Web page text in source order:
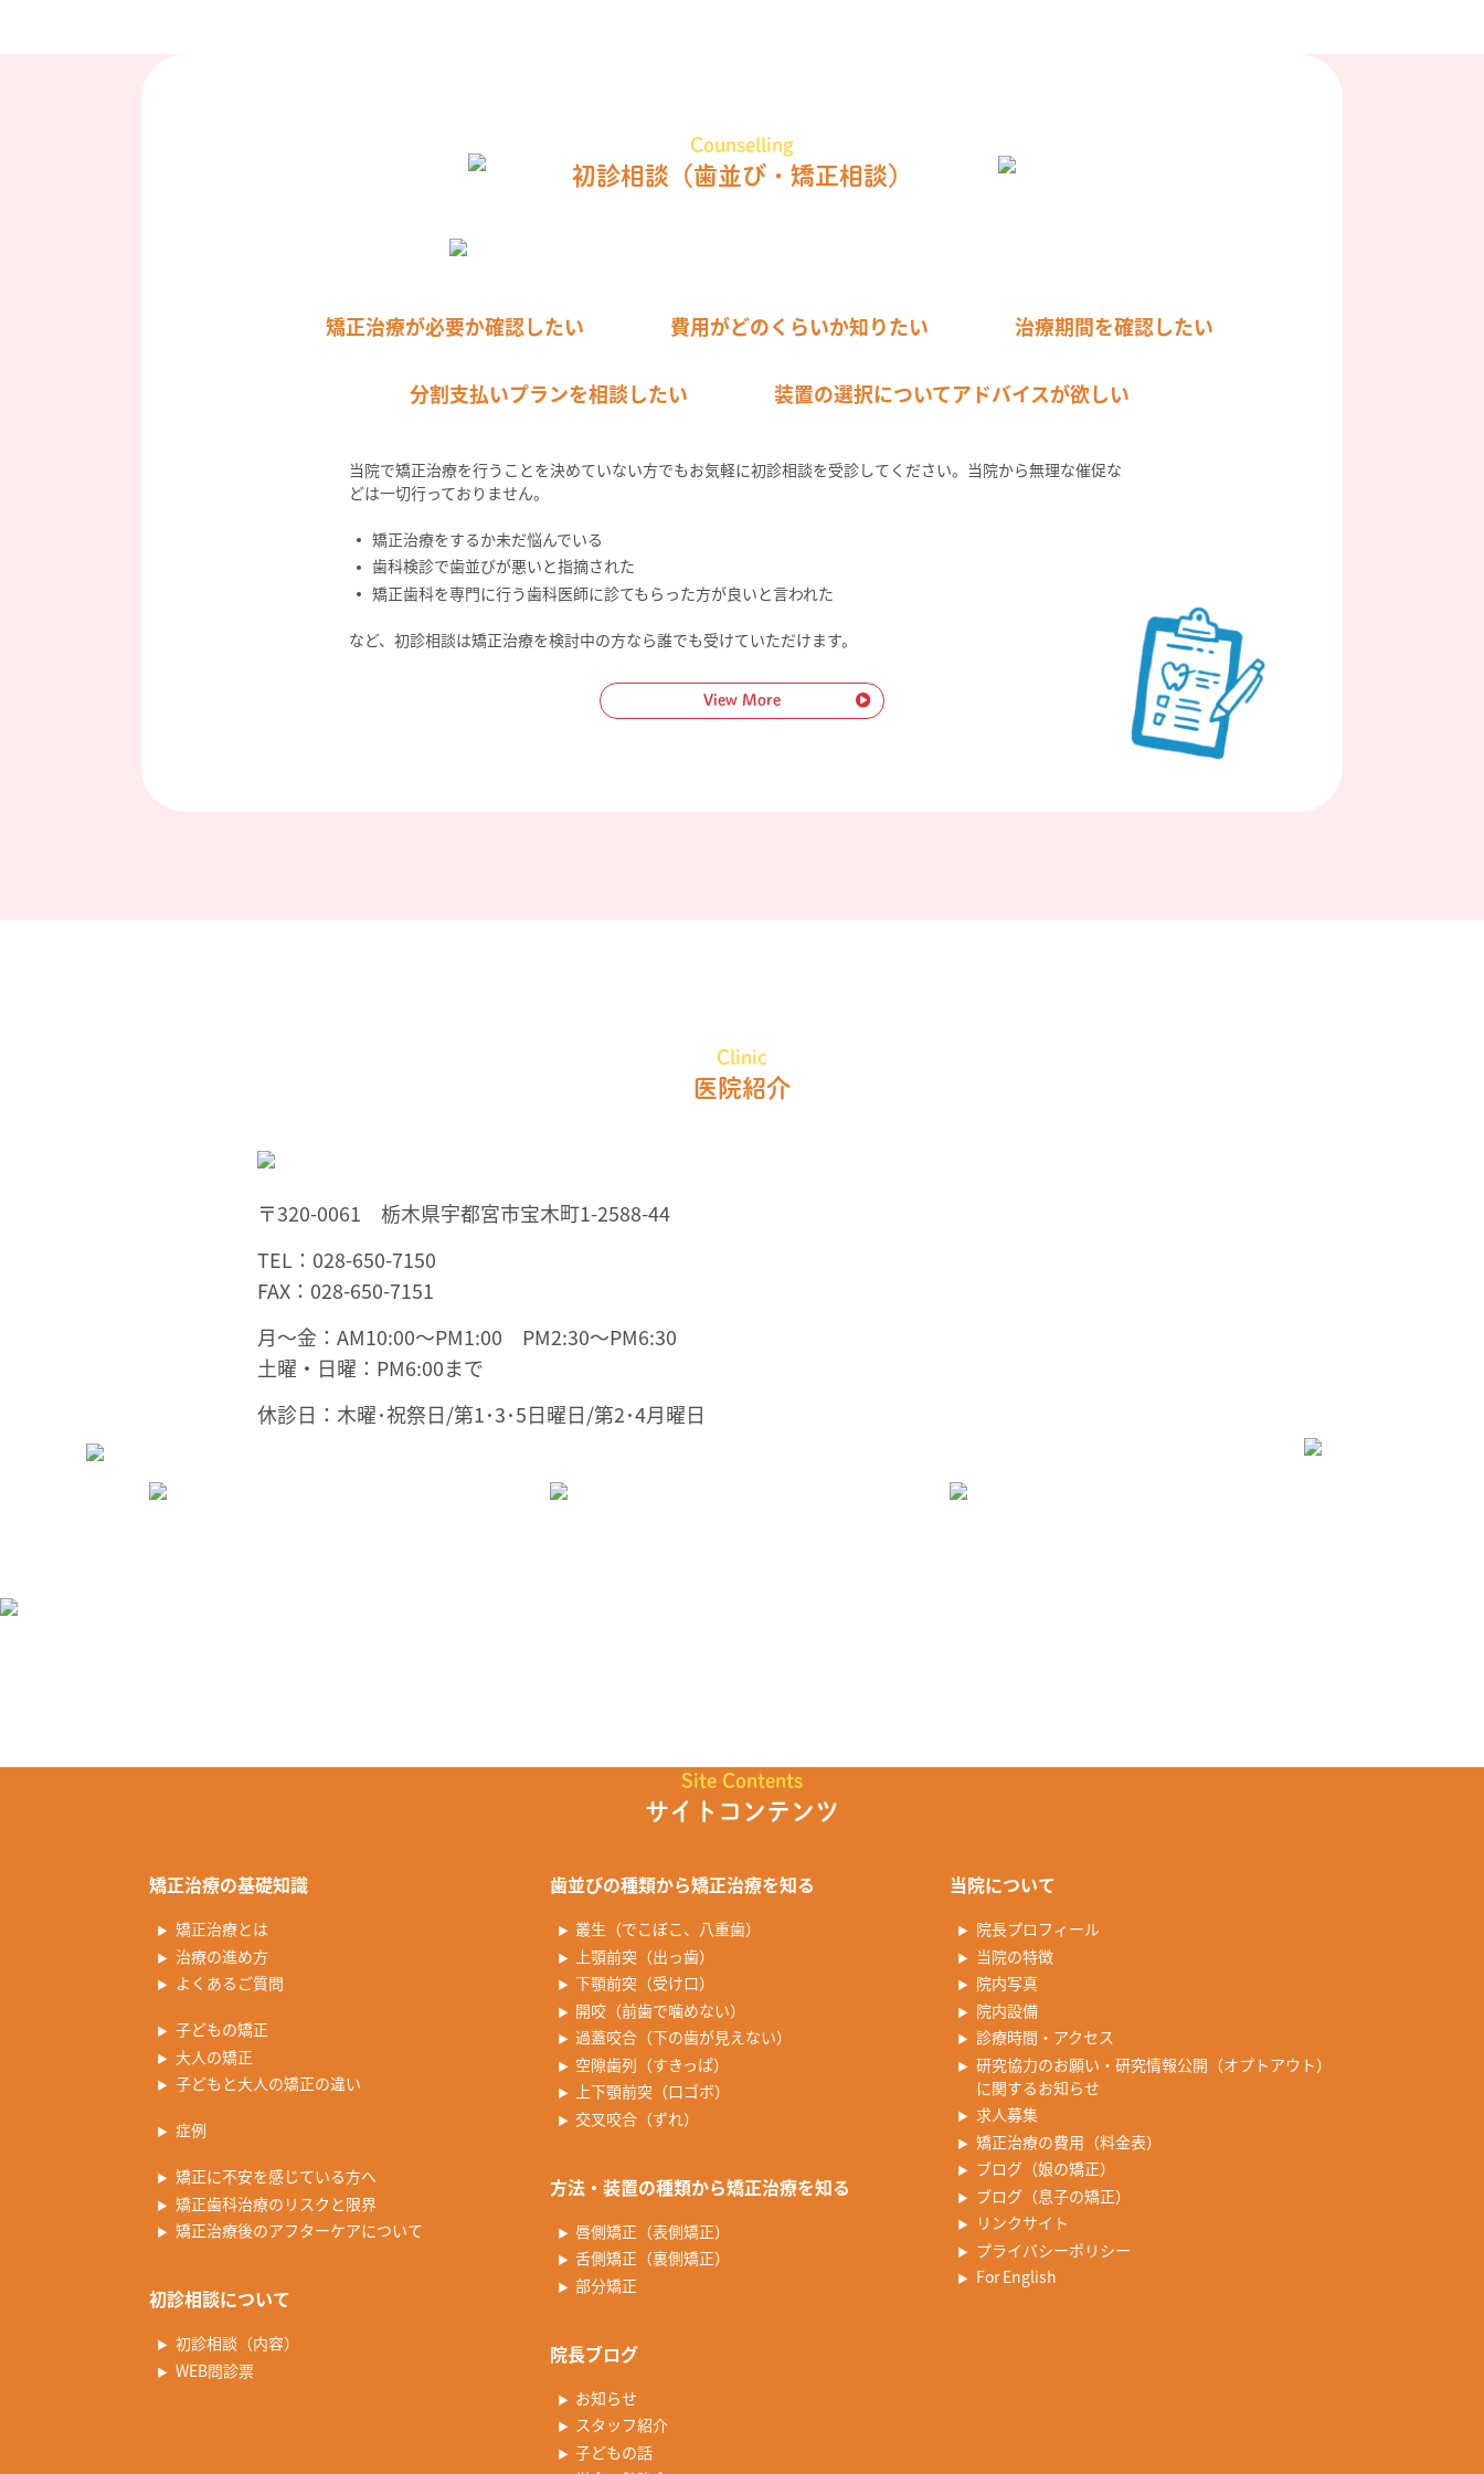
Counselling
初診相談 （歯並び・矯正相談）
矯正治療が必要か確認したい 費用がどのくらいか知りたい 治療期間を確認したい
分割支払いプランを相談したい 装置の選択についてアドバイスが欲しい
当院で矯正治療を行うことを決めていない方でもお気軽に初診相談を受診してください。当院から無理な催促な
どは一切行っておりません。
矯正治療をするか未だ悩んでいる
歯科検診で歯並びが悪いと指摘された
矯正歯科を専門に行う歯科医師に診てもらった方が良いと言われた
など、初診相談は矯正治療を検討中の方なら誰でも受けていただけます。
View More
Clinic
医院紹介
〒320-0061 栃木県宇都宮市宝木町1-2588-44
TEL：028-650-7150
FAX：028-650-7151
月～金：AM10:00～PM1:00 PM2:30～PM6:30
土曜・日曜：PM6:00まで
休診日：木曜･祝祭日/第1･3･5日曜日/第2･4月曜日
Site Contents
サイトコンテンツ
矯正治療の基礎知識
矯正治療とは
治療の進め方
よくあるご質問
子どもの矯正
大人の矯正
子どもと大人の矯正の違い
症例
矯正に不安を感じている方へ
矯正歯科治療のリスクと限界
矯正治療後のアフターケアについて
初診相談について
初診相談（内容）
WEB問診票
歯並びの種類から矯正治療を知る
叢生（でこぼこ、八重歯）
上顎前突（出っ歯）
下顎前突（受け口）
開咬（前歯で噛めない）
過蓋咬合（下の歯が見えない）
空隙歯列（すきっぱ）
上下顎前突（口ゴボ）
交叉咬合（ずれ）
方法・装置の種類から矯正治療を知る
唇側矯正（表側矯正）
舌側矯正（裏側矯正）
部分矯正
院長ブログ
お知らせ
スタッフ紹介
子どもの話
当院について
院長プロフィール
当院の特徴
院内写真
院内設備
診療時間・アクセス
研究協力のお願い・研究情報公開（オプトアウト）
に関するお知らせ
求人募集
矯正治療の費用（料金表）
ブログ（娘の矯正）
ブログ（息子の矯正）
リンクサイト
プライバシーポリシー
For English